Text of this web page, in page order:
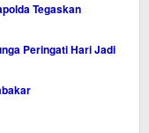
Tegaskan
Peringati Hari Jadi